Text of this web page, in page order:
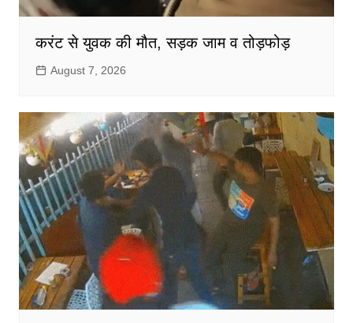
करंट से युवक की मौत, सड़क जाम व तोड़फोड़
August 7, 2026